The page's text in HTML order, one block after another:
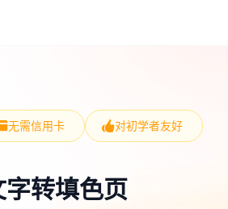
无需信用卡 对初学者友好
字转填色页